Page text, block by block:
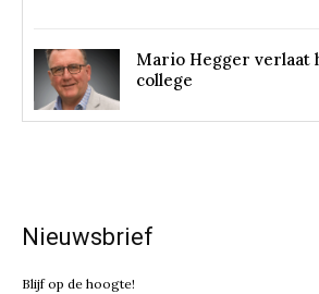
Mario Hegger verlaat
college
Nieuwsbrief
Blijf op de hoogte!